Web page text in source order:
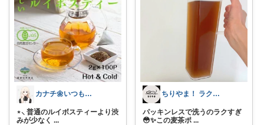
カナチ🌼いつもご覧くださり感謝ꕤ
⋆⸜ 普通のルイボスティーより渋
みが少なく ...
ちりやま！ ラク×便利グッズ🫧
パッキンレスで洗うのラクすぎ
😳✨この麦茶ポ ...